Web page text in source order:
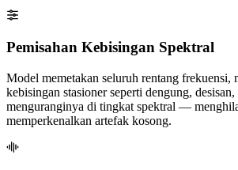
Pemisahan Kebisingan Spektral
Model memetakan seluruh rentang frekuensi,
kebisingan stasioner seperti dengung,
menguranginya di tingkat spektral —
memperkenalkan artefak kosong.